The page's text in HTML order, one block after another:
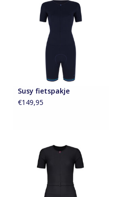
Susy fietspakje
€149,95